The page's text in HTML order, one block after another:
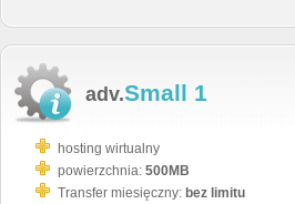
adv.Small 1
hosting wirtualny
powierzchnia: 500MB
Transfer miesięczny: bez limitu